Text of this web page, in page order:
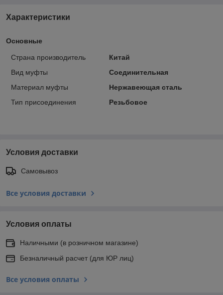
Характеристики
Основные
Страна производитель
Китай
Вид муфты
Соединительная
Материал муфты
Нержавеющая сталь
Тип присоединения
Резьбовое
Условия доставки
Самовывоз
Все условия доставки
Условия оплаты
Наличными (в розничном магазине)
Безналичный расчет (для ЮР лиц)
Все условия оплаты